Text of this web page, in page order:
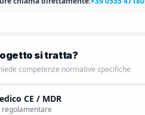
si tratta?
competenze normative specifiche
CE / MDR